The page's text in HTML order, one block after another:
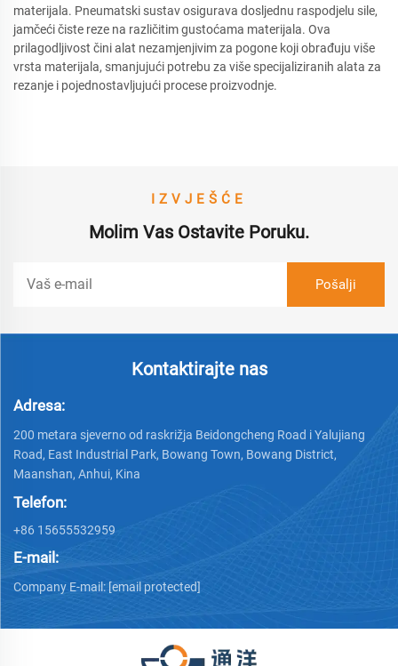
materijala. Pneumatski sustav osigurava dosljednu raspodjelu sile,
jamčeći čiste reze na različitim gustoćama materijala. Ova
prilagodljivost čini alat nezamjenjivim za pogone koji obrađuju više
vrsta materijala, smanjujući potrebu za više specijaliziranih alata za
rezanje i pojednostavljujući procese proizvodnje.
IZVJEŠĆE
Molim Vas Ostavite Poruku.
Kontaktirajte nas
Adresa:
200 metara sjeverno od raskrižja Beidongcheng Road i Yalujiang
Road, East Industrial Park, Bowang Town, Bowang District,
Maanshan, Anhui, Kina
Telefon:
+86 15655532959
E-mail:
Company E-mail: [email protected]